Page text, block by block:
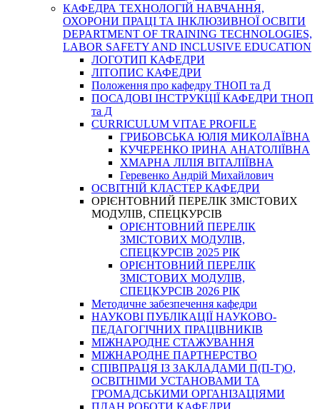
КАФЕДРА ТЕХНОЛОГІЙ НАВЧАННЯ,
ОХОРОНИ ПРАЦІ ТА ІНКЛЮЗИВНОЇ ОСВІТИ
DEPARTMENT OF TRAINING TECHNOLOGIES,
LABOR SAFETY AND INCLUSIVE EDUCATION
ЛОГОТИП КАФЕДРИ
ЛІТОПИС КАФЕДРИ
Положення про кафедру ТНОП та Д
ПОСАДОВІ ІНСТРУКЦІЇ КАФЕДРИ ТНОП
та Д
CURRICULUM VITAE PROFILE
ГРИБОВСЬКА ЮЛІЯ МИКОЛАЇВНА
КУЧЕРЕНКО ІРИНА АНАТОЛІЇВНА
ХМАРНА ЛІЛІЯ ВІТАЛІЇВНА
Геревенко Андрій Михайлович
ОСВІТНІЙ КЛАСТЕР КАФЕДРИ
ОРІЄНТОВНИЙ ПЕРЕЛІК ЗМІСТОВИХ
МОДУЛІВ, СПЕЦКУРСІВ
ОРІЄНТОВНИЙ ПЕРЕЛІК
ЗМІСТОВИХ МОДУЛІВ,
СПЕЦКУРСІВ 2025 РІК
ОРІЄНТОВНИЙ ПЕРЕЛІК
ЗМІСТОВИХ МОДУЛІВ,
СПЕЦКУРСІВ 2026 РІК
Методичне забезпечення кафедри
НАУКОВІ ПУБЛІКАЦІЇ НАУКОВО-
ПЕДАГОГІЧНИХ ПРАЦІВНИКІВ
МІЖНАРОДНЕ СТАЖУВАННЯ
МІЖНАРОДНЕ ПАРТНЕРСТВО
СПІВПРАЦЯ ІЗ ЗАКЛАДАМИ П(П-Т)О,
ОСВІТНІМИ УСТАНОВАМИ ТА
ГРОМАДСЬКИМИ ОРГАНІЗАЦІЯМИ
ПЛАН РОБОТИ КАФЕДРИ